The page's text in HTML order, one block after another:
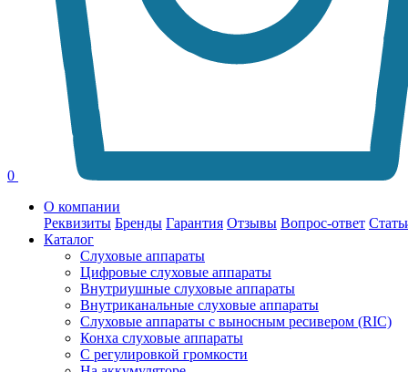
0
О компании
Реквизиты Бренды Гарантия Отзывы Вопрос-ответ
Каталог
Слуховые аппараты
Цифровые слуховые аппараты
Внутриушные слуховые аппараты
Внутриканальные слуховые аппараты
Слуховые аппараты с выносным ресивером (RIC)
Конха слуховые аппараты
С регулировкой громкости